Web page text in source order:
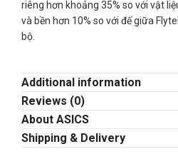
riêng hơn khoảng 35% so với vật
và bền hơn 10% so với đế giữa
bộ.
Additional information
Reviews (0)
About ASICS
Shipping & Delivery